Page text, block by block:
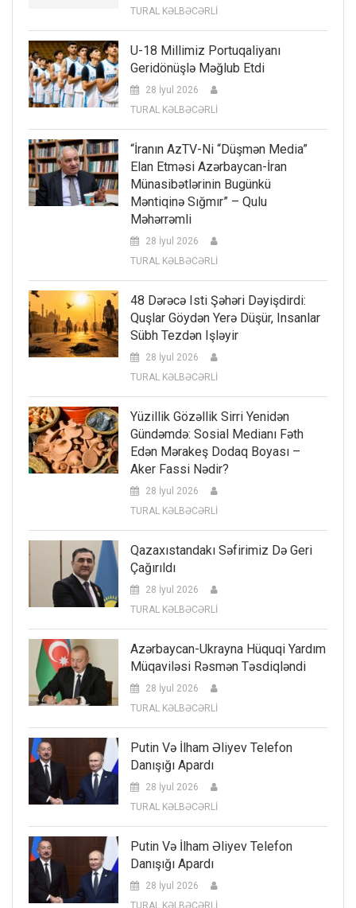
TURAL KƏLBƏCƏRLİ
U-18 Millimiz Portuqaliyanı
Geridönüşlə Məğlub Etdi
28 İyul 2026
TURAL KƏLBƏCƏRLİ
“İranın AzTV-Ni “düşmən Media”
Elan Etməsi Azərbaycan-İran
Münasibətlərinin Bugünkü
Məntiqinə Sığmır” – Qulu
Məhərrəmli
28 İyul 2026
TURAL KƏLBƏCƏRLİ
48 Dərəcə Isti Şəhəri Dəyişdirdi:
Quşlar Göydən Yerə Düşür, Insanlar
Sübh Tezdən Işləyir
28 İyul 2026
TURAL KƏLBƏCƏRLİ
Yüzillik Gözəllik Sirri Yenidən
Gündəmdə: Sosial Medianı Fəth
Edən Mərakeş Dodaq Boyası –
Aker Fassi Nədir?
28 İyul 2026
TURAL KƏLBƏCƏRLİ
Qazaxıstandakı Səfirimiz Də Geri
Çağırıldı
28 İyul 2026
TURAL KƏLBƏCƏRLİ
Azərbaycan-Ukrayna Hüquqi Yardım
Müqaviləsi Rəsmən Təsdiqləndi
28 İyul 2026
TURAL KƏLBƏCƏRLİ
Putin Və İlham Əliyev Telefon
Danışığı Apardı
28 İyul 2026
TURAL KƏLBƏCƏRLİ
Putin Və İlham Əliyev Telefon
Danışığı Apardı
28 İyul 2026
TURAL KƏLBƏCƏRLİ